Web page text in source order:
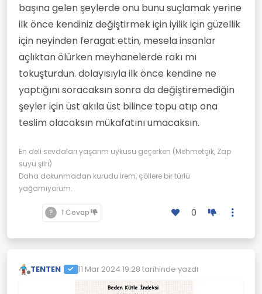
başına gelen şeylerde onu bunu suçlamak yerine
ilk önce kendiniz değiştirmek için iyilik için güzellik
için neyinden feragat ettin, mesela insanlar
açlıktan ölürken meyhanelerde rakı mı
tokuşturdun. dolayısıyla ilk önce kendine ne
yaptığını soracaksın sonra da değiştiremediğin
şeyler için üst akıla üst bilince topu atıp ona
teslim olacaksın mükafatını umacaksın.
En deli sevdaları yaşarım uykusu geçerken (Mehmetçik, Zap
suyu şiiri)
Daha dokunmadan kurudu İrem, çöllere bir türlü
yağamıyorum.
? 1 Cevap 0
Çevrimdışı
TENTEN 11 Mar 2024 19:28 tarihinde yazdı
Son düzenleyen: